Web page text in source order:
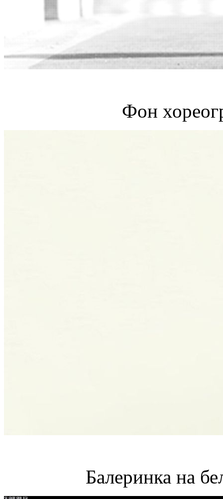
Фон
Балеринка на